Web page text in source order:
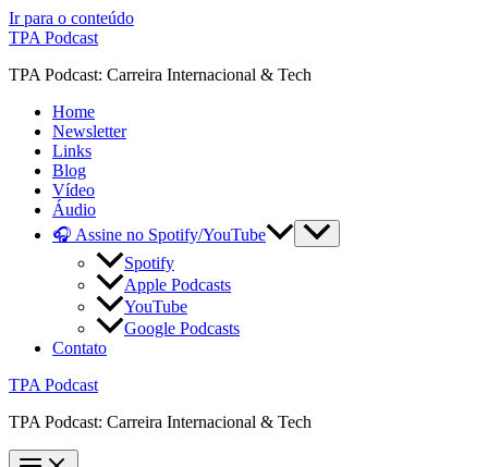
Ir para o conteúdo
TPA Podcast
TPA Podcast: Carreira Internacional & Tech
Home
Newsletter
Links
Blog
Vídeo
Áudio
🎧 Assine no Spotify/YouTube
Spotify
Apple Podcasts
YouTube
Google Podcasts
Contato
TPA Podcast
TPA Podcast: Carreira Internacional & Tech